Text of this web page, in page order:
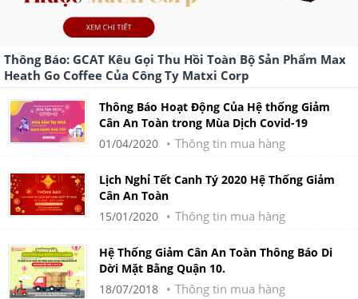
Thông Báo: GCAT Kêu Gọi Thu Hồi Toàn Bộ Sản Phẩm Max
Heath Go Coffee Của Công Ty Matxi Corp
Thông Báo Hoạt Động Của Hệ thống Giảm
Cân An Toàn trong Mùa Dịch Covid-19
01/04/2020
Thông tin mua hàng
Lịch Nghỉ Tết Canh Tý 2020 Hệ Thống Giảm
Cân An Toàn
15/01/2020
Thông tin mua hàng
Hệ Thống Giảm Cân An Toàn Thông Báo Di
Dời Mặt Bằng Quận 10.
18/07/2018
Thông tin mua hàng